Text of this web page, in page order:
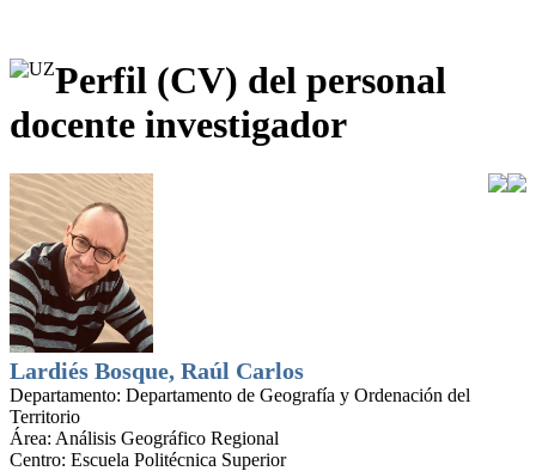
Perfil (CV) del personal
docente investigador
Lardiés Bosque, Raúl Carlos
Departamento: Departamento de Geografía y Ordenación del
Territorio
Área: Análisis Geográfico Regional
Centro: Escuela Politécnica Superior